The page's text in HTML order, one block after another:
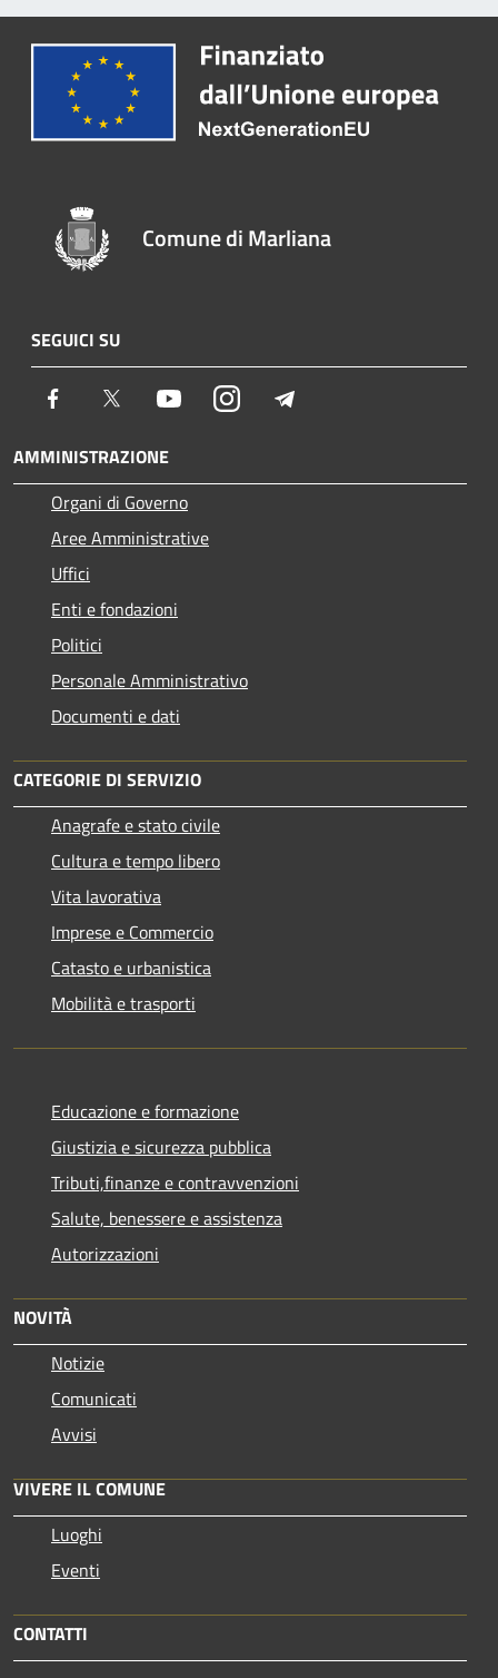
Comune di Marliana
SEGUICI SU
Facebook Twitter YoutubeInstagram
AMMINISTRAZIONE
Organi di Governo
Aree Amministrative
Uffici
Enti e fondazioni
Politici
Personale Amministrativo
Documenti e dati
CATEGORIE DI SERVIZIO
Anagrafe e stato civile
Cultura e tempo libero
Vita lavorativa
Imprese e Commercio
Catasto e urbanistica
Mobilità e trasporti
Educazione e formazione
Giustizia e sicurezza pubblica
Tributi,finanze e contravvenzioni
Salute, benessere e assistenza
Autorizzazioni
NOVITÀ
Notizie
Comunicati
Avvisi
VIVERE IL COMUNE
Luoghi
Eventi
CONTATTI